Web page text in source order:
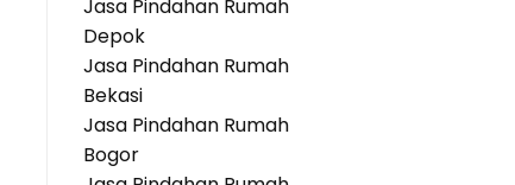
Jasa Pindahan Rumah
Depok
Jasa Pindahan Rumah
Bekasi
Jasa Pindahan Rumah
Bogor